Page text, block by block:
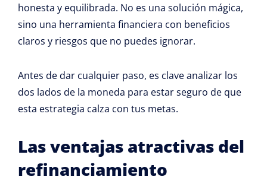
honesta y equilibrada. No es una solución mágica,
sino una herramienta financiera con beneficios
claros y riesgos que no puedes ignorar.
Antes de dar cualquier paso, es clave analizar los
dos lados de la moneda para estar seguro de que
esta estrategia calza con tus metas.
Las ventajas atractivas del
refinanciamiento